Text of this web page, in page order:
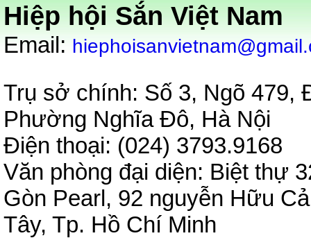
Hiệp hội Sắn Việt Nam
Email:
Trụ sở chính: Số 3, Ngõ 479,
Phường Nghĩa Đô, Hà Nội
Điện thoại: (024)
Văn phòng đại diện: Biệt thự
Gòn Pearl, 92 nguyễn Hữu
Tây, Tp. Hồ Chí Minh